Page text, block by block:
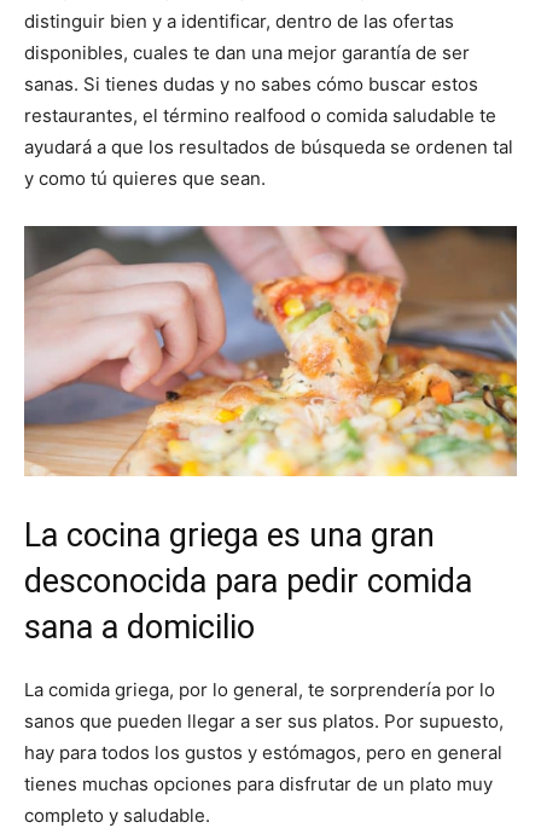
distinguir bien y a identificar, dentro de las ofertas
disponibles, cuales te dan una mejor garantía de ser
sanas. Si tienes dudas y no sabes cómo buscar estos
restaurantes, el término realfood o comida saludable te
ayudará a que los resultados de búsqueda se ordenen tal
y como tú quieres que sean.
La cocina griega es una gran
desconocida para pedir comida
sana a domicilio
La comida griega, por lo general, te sorprendería por lo
sanos que pueden llegar a ser sus platos. Por supuesto,
hay para todos los gustos y estómagos, pero en general
tienes muchas opciones para disfrutar de un plato muy
completo y saludable.